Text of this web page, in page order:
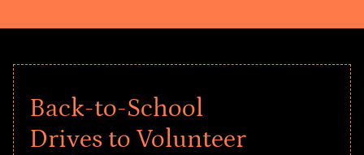
Back-to-School
Drives to Volunteer